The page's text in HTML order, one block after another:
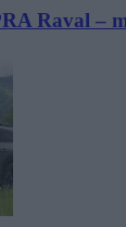
Raval –